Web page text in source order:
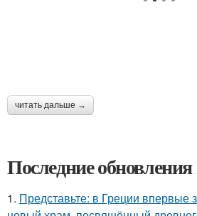
читать дальше →
Последние обновления
1. Представьте: в Греции впервые